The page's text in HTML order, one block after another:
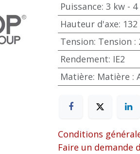
Puissance: 3 kw - 4
Hauteur d'axe: 132
Tension: Tension :
Rendement: IE2
Matière: Matière :
Conditions
Faire un demande